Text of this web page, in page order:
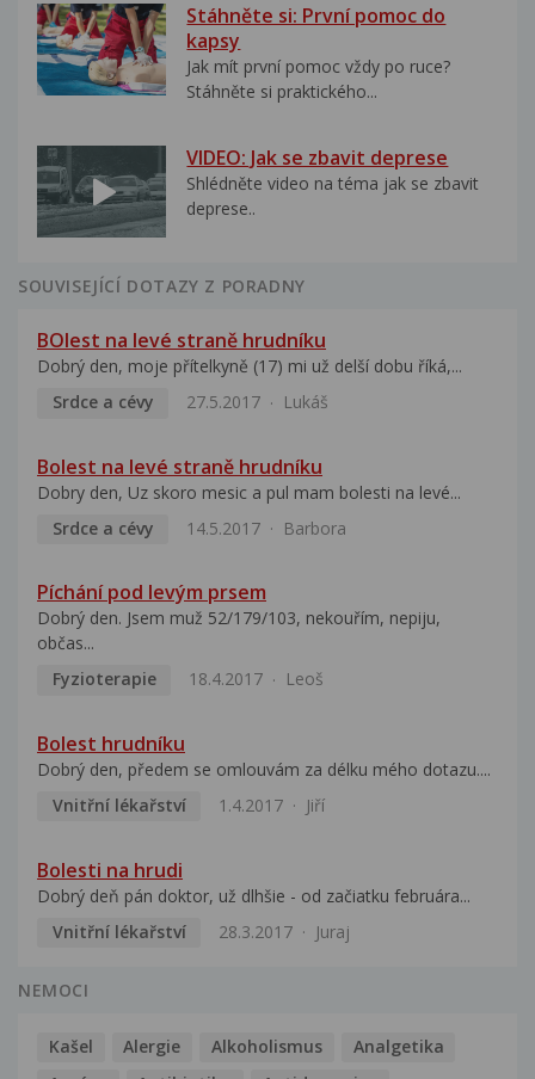
Stáhněte si: První pomoc do
kapsy
Jak mít první pomoc vždy po ruce?
Stáhněte si praktického...
VIDEO: Jak se zbavit deprese
Shlédněte video na téma jak se zbavit
deprese..
SOUVISEJÍCÍ DOTAZY Z PORADNY
BOlest na levé straně hrudníku
Dobrý den, moje přítelkyně (17) mi už delší dobu říká,...
Srdce a cévy
27.5.2017 Lukáš
Bolest na levé straně hrudníku
Dobry den, Uz skoro mesic a pul mam bolesti na levé...
Srdce a cévy
14.5.2017 Barbora
Píchání pod levým prsem
Dobrý den. Jsem muž 52/179/103, nekouřím, nepiju,
občas...
Fyzioterapie
18.4.2017 Leoš
Bolest hrudníku
Dobrý den, předem se omlouvám za délku mého dotazu....
Vnitřní lékařství
1.4.2017 Jiří
Bolesti na hrudi
Dobrý deň pán doktor, už dlhšie - od začiatku februára...
Vnitřní lékařství
28.3.2017 Juraj
NEMOCI
Kašel Alergie Alkoholismus
Analgetika